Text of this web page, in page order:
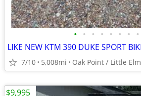
• • • • • • • •
7/10 5,008mi Oak Point / Little Elm
$9,995